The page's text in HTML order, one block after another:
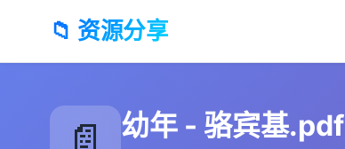
📁 资源分享
幼年 - 骆宾基.pdf